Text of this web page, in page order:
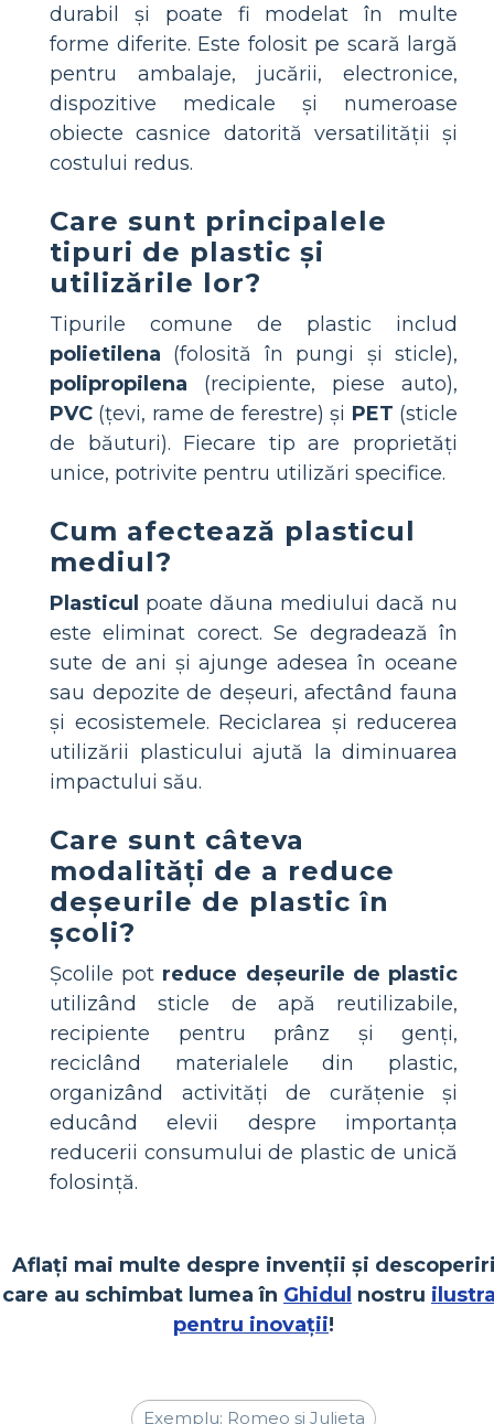
durabil și poate fi modelat în multe
forme diferite. Este folosit pe scară largă
pentru ambalaje, jucării, electronice,
dispozitive medicale și numeroase
obiecte casnice datorită versatilității și
costului redus.
Care sunt principalele
tipuri de plastic și
utilizările lor?
Tipurile comune de plastic includ
polietilena (folosită în pungi și sticle),
polipropilena (recipiente, piese auto),
PVC (țevi, rame de ferestre) și PET (sticle
de băuturi). Fiecare tip are proprietăți
unice, potrivite pentru utilizări specifice.
Cum afectează plasticul
mediul?
Plasticul poate dăuna mediului dacă nu
este eliminat corect. Se degradează în
sute de ani și ajunge adesea în oceane
sau depozite de deșeuri, afectând fauna
și ecosistemele. Reciclarea și reducerea
utilizării plasticului ajută la diminuarea
impactului său.
Care sunt câteva
modalități de a reduce
deșeurile de plastic în
școli?
Școlile pot reduce deșeurile de plastic
utilizând sticle de apă reutilizabile,
recipiente pentru prânz și genți,
reciclând materialele din plastic,
organizând activități de curățenie și
educând elevii despre importanța
reducerii consumului de plastic de unică
folosință.
Aflați mai multe despre invenții și
care au schimbat lumea în Ghidul nostru
pentru inovații!